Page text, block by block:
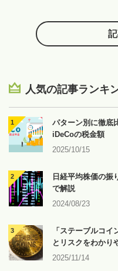
人気の記事ランキ
パターン別に徹底
iDeCoの税金額
2025/10/15
日経平均株価の振
で解説
2024/08/23
「ステーブルコ
とリスクをわかり
2025/11/14